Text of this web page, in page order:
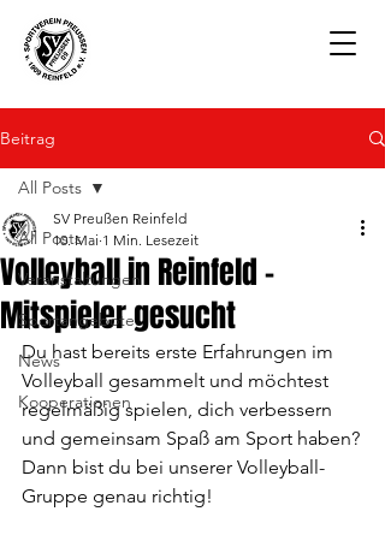
Beitrag
All Posts
Veranstaltungen
Sportangebote
News
Kooperationen
All Posts
Volleyball in Reinfeld -
Mitspieler gesucht
SV Preußen Reinfeld
10. Mai 1 Min. Lesezeit
Du hast bereits erste Erfahrungen im
Volleyball gesammelt und möchtest
regelmäßig spielen, dich verbessern
und gemeinsam Spaß am Sport haben?
Dann bist du bei unserer Volleyball-
Gruppe genau richtig!